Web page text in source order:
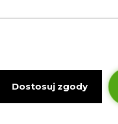
Dostosuj zgody